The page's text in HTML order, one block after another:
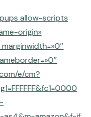
allow-scripts
origin»
e/cm?